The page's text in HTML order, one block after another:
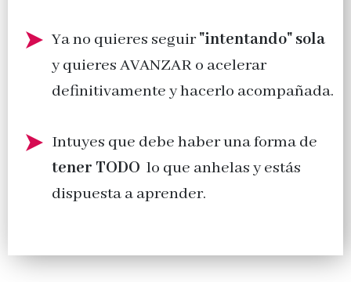
Ya no quieres seguir"intentando" sola
y quieres AVANZAR o acelerar
definitivamente y hacerlo acompañada.
Intuyes que debe haber una forma de
tener TODO lo que anhelas y estás
dispuesta a aprender.